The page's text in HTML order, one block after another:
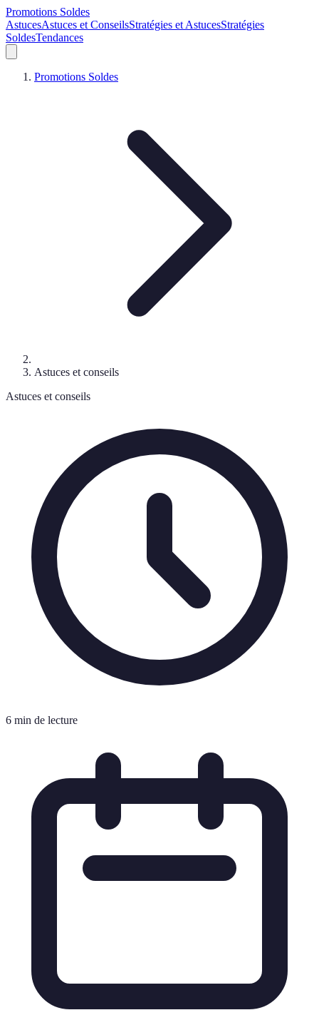
Promotions Soldes
AstucesAstuces et ConseilsStratégies et AstucesStratégies
SoldesTendances
Promotions Soldes
Astuces et conseils
Astuces et conseils
6 min de lecture